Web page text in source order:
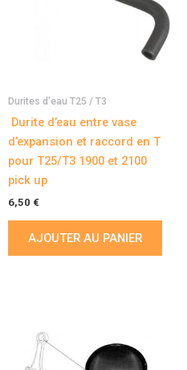
Durites d'eau T25 / T3
Durite d’eau entre vase
d’expansion et raccord en T
pour T25/T3 1900 et 2100
pick up
6,50 €
AJOUTER AU PANIER